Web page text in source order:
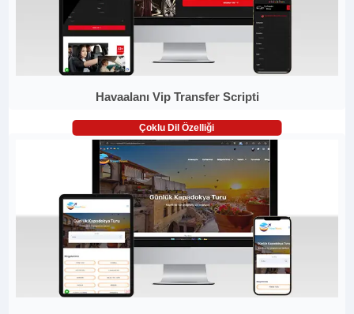
Havaalanı Vip Transfer Scripti
Çoklu Dil Özelliği